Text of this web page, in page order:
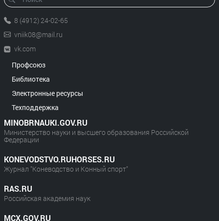
8 (4912) 24-02-65
vniik08@mail.ru
vk.com
Профсоюз
Библиотека
Электронные ресурсы
Техподдержка
MINOBRNAUKI.GOV.RU
Министерство науки и высшего образования Российской
Федерации
KONEVODSTVO.RUHORSES.RU
Журнал "Коневодство и Конный спорт"
RAS.RU
Российская академия наук
MCX.GOV.RU